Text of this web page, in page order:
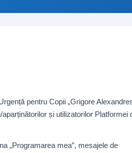
pentru Copii „Grigore
și utilizatorilor Platformei
„Programarea mea”, mesajele de